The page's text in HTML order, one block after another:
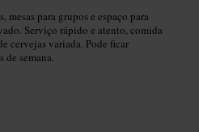
mesas para grupos e espaço para
Serviço rápido e atento, comida
cervejas variada. Pode ficar
semana.